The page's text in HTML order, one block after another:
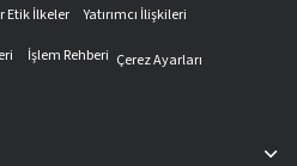
Etik İlkeler
Yatırımcı İlişkileri
İşlem Rehberi Çerez Ayarları